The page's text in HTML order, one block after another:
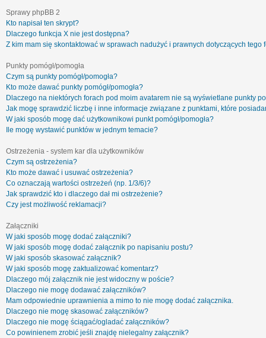
Sprawy phpBB 2
Kto napisał ten skrypt?
Dlaczego funkcja X nie jest dostępna?
Z kim mam się skontaktować w sprawach nadużyć i prawnych dotyczących tego
Punkty pomógł/pomogła
Czym są punkty pomógł/pomogła?
Kto może dawać punkty pomógł/pomogła?
Dlaczego na niektórych forach pod moim avatarem nie są wyświetlane punkty
Jak mogę sprawdzić liczbę i inne informacje związane z punktami, które
W jaki sposób mogę dać użytkownikowi punkt pomógł/pomogła?
Ile mogę wystawić punktów w jednym temacie?
Ostrzeżenia - system kar dla użytkowników
Czym są ostrzeżenia?
Kto może dawać i usuwać ostrzeżenia?
Co oznaczają wartości ostrzeżeń (np. 1/3/6)?
Jak sprawdzić kto i dlaczego dał mi ostrzeżenie?
Czy jest możliwość reklamacji?
Załączniki
W jaki sposób mogę dodać załączniki?
W jaki sposób mogę dodać załącznik po napisaniu postu?
W jaki sposób skasować załącznik?
W jaki sposób mogę zaktualizować komentarz?
Dlaczego mój załącznik nie jest widoczny w poście?
Dlaczego nie mogę dodawać załączników?
Mam odpowiednie uprawnienia a mimo to nie mogę dodać załącznika.
Dlaczego nie mogę skasować załączników?
Dlaczego nie mogę ściągać/ogladać załączników?
Co powinienem zrobić jeśli znajdę nielegalny załącznik?